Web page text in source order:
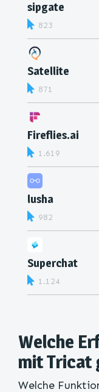
sipgate
823
Satellite
871
Fireflies.ai
1.619
lusha
982
Superchat
1.124
Welche
mit Tricat
Welche